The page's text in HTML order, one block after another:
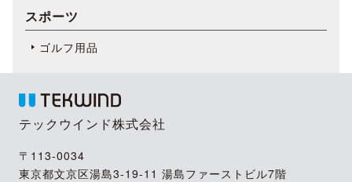
スポーツ
ゴルフ用品
テックウインド株式会社
〒113-0034
東京都文京区湯島3-19-11 湯島ファーストビル7階